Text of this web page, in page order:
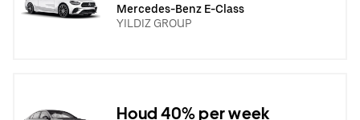
Mercedes-Benz E-Class
YILDIZ GROUP
Houd 40% per week